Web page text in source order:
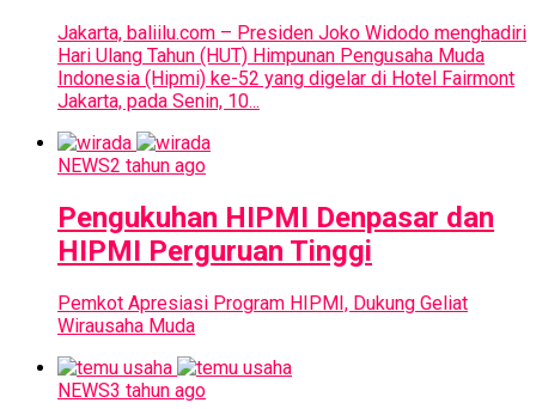
Jakarta, baliilu.com – Presiden Joko Widodo menghadiri
Hari Ulang Tahun (HUT) Himpunan Pengusaha Muda
Indonesia (Hipmi) ke-52 yang digelar di Hotel Fairmont
Jakarta, pada Senin, 10...
NEWS2 tahun ago
Pengukuhan HIPMI Denpasar dan
HIPMI Perguruan Tinggi
Pemkot Apresiasi Program HIPMI, Dukung Geliat
Wirausaha Muda
NEWS3 tahun ago